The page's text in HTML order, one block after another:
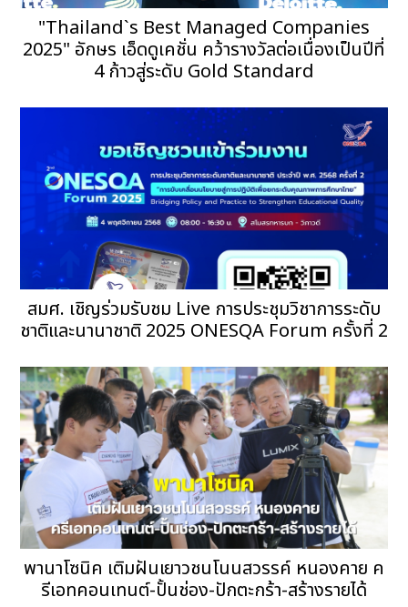
"Thailand`s Best Managed Companies
2025" อักษร เอ็ดดูเคชั่น คว้ารางวัลต่อเนื่องเป็นปีที่
4 ก้าวสู่ระดับ Gold Standard
สมศ. เชิญร่วมรับชม Live การประชุมวิชาการระดับ
ชาติและนานาชาติ 2025 ONESQA Forum ครั้งที่ 2
พานาโซนิค เติมฝันเยาวชนโนนสวรรค์ หนองคาย ค
รีเอทคอนเทนต์-ปั้นช่อง-ปักตะกร้า-สร้างรายได้